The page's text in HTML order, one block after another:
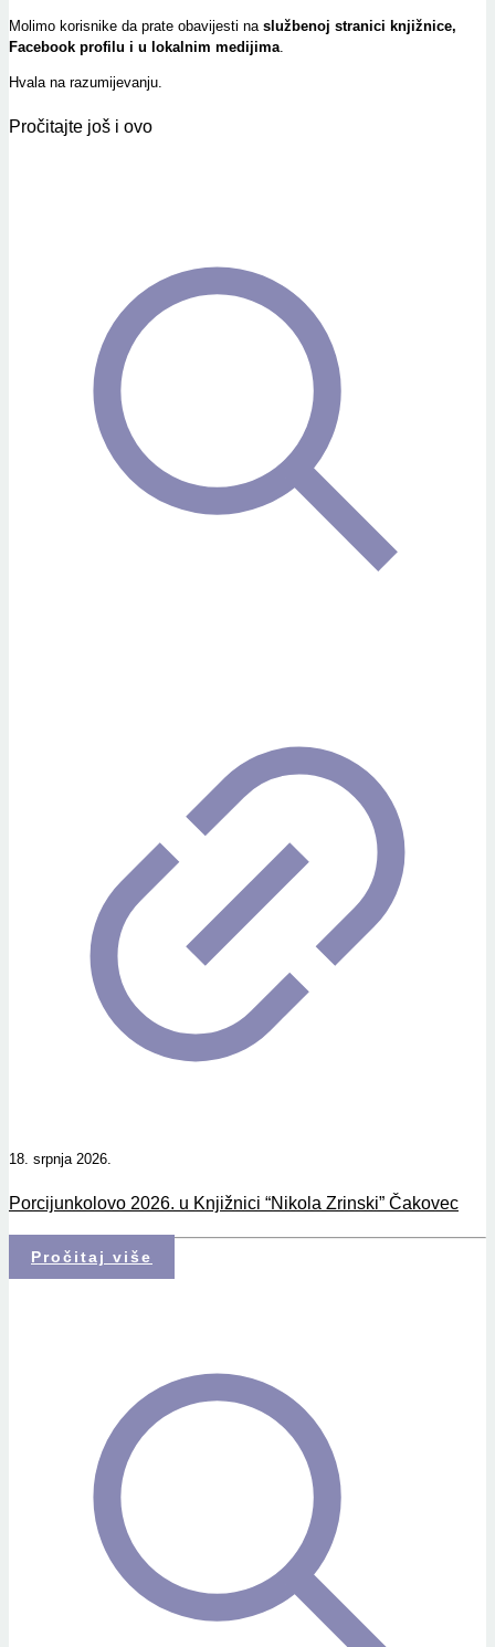
Molimo korisnike da prate obavijesti na službenoj stranici knjižnice,
Facebook profilu i u lokalnim medijima.
Hvala na razumijevanju.
Pročitajte još i ovo
18. srpnja 2026.
Porcijunkolovo 2026. u Knjižnici “Nikola Zrinski” Čakovec
Pročitaj više